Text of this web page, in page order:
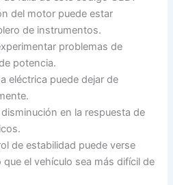
del motor puede estar
de instrumentos.
problemas de
potencia.
eléctrica puede dejar de
en la respuesta de
de estabilidad puede verse
el vehículo sea más difícil de